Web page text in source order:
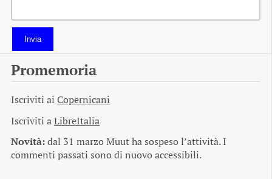
Invia
Promemoria
Iscriviti ai Copernicani
Iscriviti aLibreItalia
Novità:dal 31 marzo Muut ha sospeso l’attività. I
commenti passati sono di nuovo accessibili.